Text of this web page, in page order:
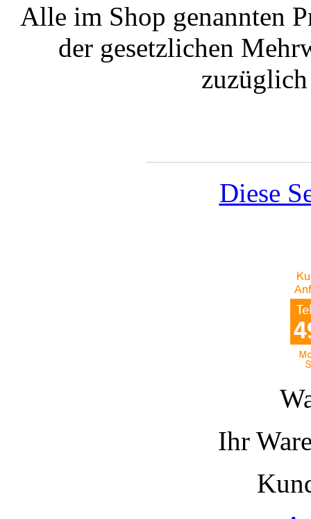
Alle im Shop genannten
der gesetzlichen
Diese
Ihr